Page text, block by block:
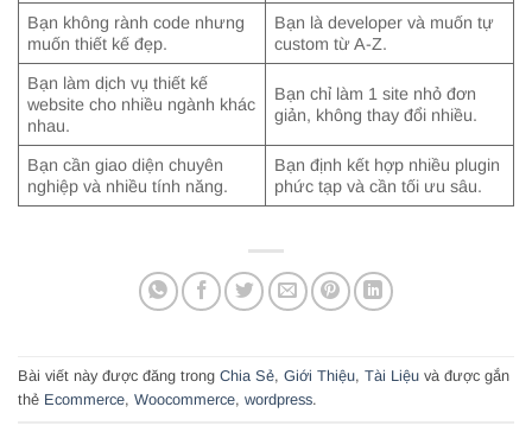
Bạn không rành code nhưng
muốn thiết kế đẹp.
Bạn là developer và muốn tự
custom từ A-Z.
Bạn làm dịch vụ thiết kế
website cho nhiều ngành khác
nhau.
Bạn chỉ làm 1 site nhỏ đơn
giản, không thay đổi nhiều.
Bạn cần giao diện chuyên
nghiệp và nhiều tính năng.
Bạn định kết hợp nhiều plugin
phức tạp và cần tối ưu sâu.
Bài viết này được đăng trong Chia Sẻ, Giới Thiệu, Tài Liệu và được gắn
thẻ Ecommerce, Woocommerce, wordpress.